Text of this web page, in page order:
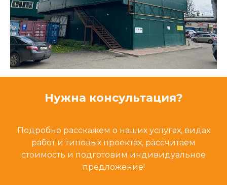
Нужна консультация?
Подробно расскажем о наших услугах, видах
работ и типовых проектах, рассчитаем
стоимость и подготовим индивидуальное
предложение!